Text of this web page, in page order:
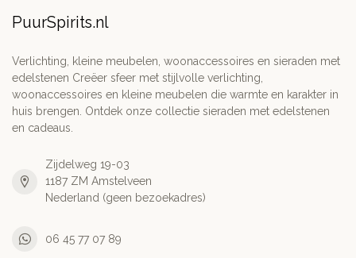
PuurSpirits.nl
Verlichting, kleine meubelen, woonaccessoires en sieraden met
edelstenen Creëer sfeer met stijlvolle verlichting,
woonaccessoires en kleine meubelen die warmte en karakter in
huis brengen. Ontdek onze collectie sieraden met edelstenen
en cadeaus.
Zijdelweg 19-03
1187 ZM Amstelveen
Nederland (geen bezoekadres)
06 45 77 07 89